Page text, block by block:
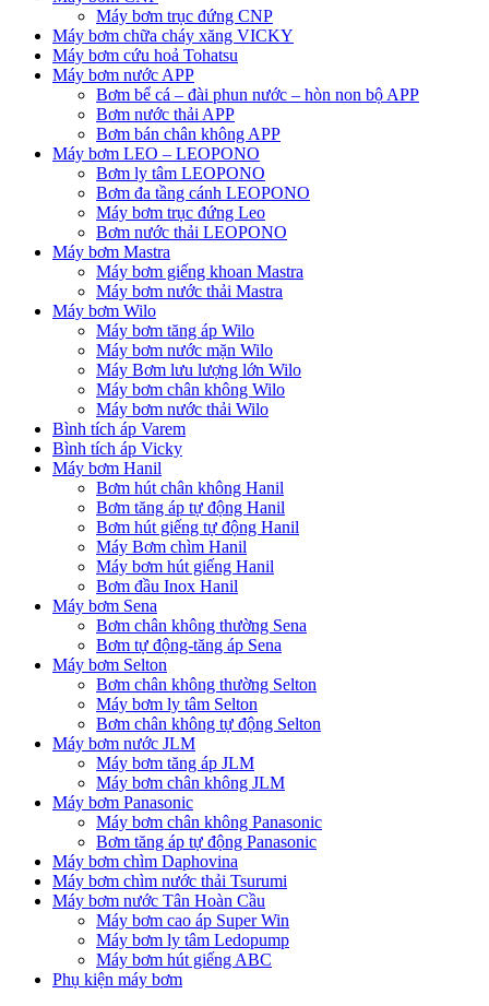
Máy bơm trục đứng CNP
Máy bơm chữa cháy xăng VICKY
Máy bơm cứu hoả Tohatsu
Máy bơm nước APP
Bơm bể cá – đài phun nước – hòn non bộ APP
Bơm nước thải APP
Bơm bán chân không APP
Máy bơm LEO – LEOPONO
Bơm ly tâm LEOPONO
Bơm đa tầng cánh LEOPONO
Máy bơm trục đứng Leo
Bơm nước thải LEOPONO
Máy bơm Mastra
Máy bơm giếng khoan Mastra
Máy bơm nước thải Mastra
Máy bơm Wilo
Máy bơm tăng áp Wilo
Máy bơm nước mặn Wilo
Máy Bơm lưu lượng lớn Wilo
Máy bơm chân không Wilo
Máy bơm nước thải Wilo
Bình tích áp Varem
Bình tích áp Vicky
Máy bơm Hanil
Bơm hút chân không Hanil
Bơm tăng áp tự động Hanil
Bơm hút giếng tự động Hanil
Máy Bơm chìm Hanil
Máy bơm hút giếng Hanil
Bơm đầu Inox Hanil
Máy bơm Sena
Bơm chân không thường Sena
Bơm tự động-tăng áp Sena
Máy bơm Selton
Bơm chân không thường Selton
Máy bơm ly tâm Selton
Bơm chân không tự động Selton
Máy bơm nước JLM
Máy bơm tăng áp JLM
Máy bơm chân không JLM
Máy bơm Panasonic
Máy bơm chân không Panasonic
Bơm tăng áp tự động Panasonic
Máy bơm chìm Daphovina
Máy bơm chìm nước thải Tsurumi
Máy bơm nước Tân Hoàn Cầu
Máy bơm cao áp Super Win
Máy bơm ly tâm Ledopump
Máy bơm hút giếng ABC
Phụ kiện máy bơm